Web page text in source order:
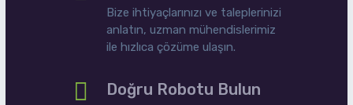
Bize ihtiyaçlarınızı ve taleplerinizi
anlatın, uzman mühendislerimiz
ile hızlıca çözüme ulaşın.
Doğru Robotu Bulun